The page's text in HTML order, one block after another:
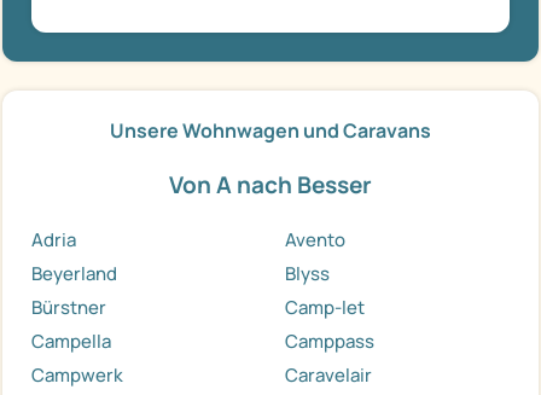
Unsere Wohnwagen und Caravans
Von A nach Besser
Adria
Avento
Beyerland
Blyss
Bürstner
Camp-let
Campella
Camppass
Campwerk
Caravelair